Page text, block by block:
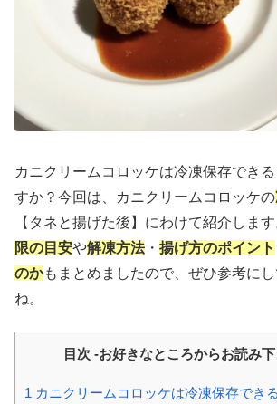
カニクリームコロッケは冷凍保存でき
すか？今回は、カニクリームコロッケの
【タネと揚げた後】にわけて紹介しま
限の目安や解凍方法 ・ 揚げ方のポイント
のかもまとめましたので、ぜひ参考に
ね。
目次 -お好きなところからお読み
1 カニクリームコロッケは冷凍保存でき